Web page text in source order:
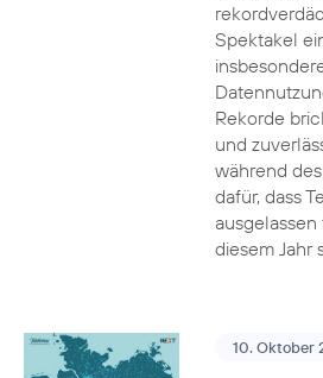
Spektakel
Rekorde
und
während
dafür, dass
diesem Jahr
10. Oktober